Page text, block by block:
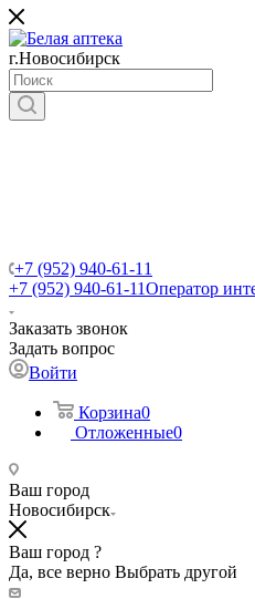
г.Новосибирск
+7 (952) 940-61-11
+7 (952) 940-61-11Оператор
Заказать звонок
Задать вопрос
Войти
Корзина0
Отложенные0
Ваш город
Новосибирск
Ваш город ?
Да, все верно Выбрать другой